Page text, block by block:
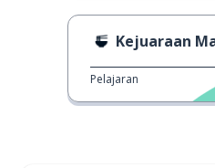
Kejuaraan
Pelajaran